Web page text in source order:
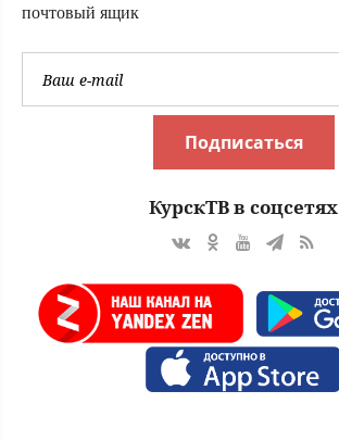
почтовый ящик
Подписаться
КурскТВ в соцсетях